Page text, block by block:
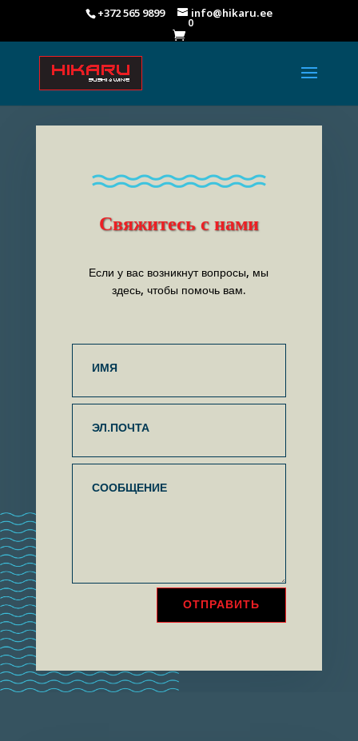
+372 565 9899 info@hikaru.ee
 0
Свяжитесь с нами
Если у вас возникнут вопросы, мы
здесь, чтобы помочь вам.
ОТПРАВИТЬ